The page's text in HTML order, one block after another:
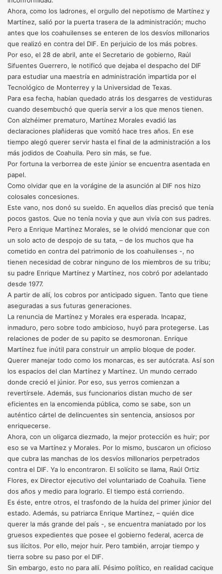
Ahora, como los ladrones, el orgullo del nepotismo de Martínez y
Martínez, salió por la puerta trasera de la administración; mucho
antes que los coahuilenses se enteren de los desvíos millonarios
que realizó en contra del DIF. En perjuicio de los más pobres.
Por eso, el 28 de abril, ante el Secretario de gobierno, Raúl
Sifuentes Guerrero, le notificó que dejaba el despacho del DIF
para estudiar una maestría en administración impartida por el
Tecnológico de Monterrey y la Universidad de Texas.
Para esa fecha, habían quedado atrás los desgarres de vestiduras
cuando desembuchó que quería servir a los que menos tienen.
Con alzhéimer prematuro, Martínez Morales evadió las
declaraciones plañideras que vomitó hace tres años. En ese
tiempo alegó querer servir hasta el final de la administración a los
más jodidos de Coahuila. Pero sin más, se fue.
Por fortuna la verborrea de este júnior se encuentra asentada en
papel.
Como olvidar que en la vorágine de la asunción al DIF nos hizo
colosales concesiones.
Este vano, nos donó su sueldo. En aquellos días precisó que tenía
pocos gastos. Que no tenía novia y que aun vivía con sus padres.
Pero a Enrique Martínez Morales, se le olvidó mencionar que con
un solo acto de despojo de su tata, – de los muchos que ha
cometido en contra del patrimonio de los coahuilenses -, no
tienen necesidad de cobrar ninguno de los miembros de su tribu;
su padre Enrique Martínez y Martínez, nos cobró por adelantado
desde 1977.
A partir de allí, los cobros por anticipado siguen. Tanto que tiene
aseguradas a sus futuras generaciones.
La renuncia de Martínez y Morales era esperada. Incapaz,
inmaduro, pero sobre todo ambicioso, huyó para protegerse. Las
relaciones de poder de su papito se desmoronan. Enrique
Martínez fue inútil para construir un amplio bloque de poder.
Querer manejar todo como los monarcas, es ser autócrata. Así son
los espacios del clan Martínez y Martínez. Un mundo cerrado
donde creció el júnior. Por eso, sus yerros comienzan a
revertírsele. Además, sus funcionarios distan mucho de ser
eficientes en la encomienda pública, como se sabe, son un
auténtico cártel de delincuentes sin sentencia, ansiosos por
enriquecerse.
Ahora, con un oligarca diezmado, la mejor protección es huir; por
eso se va Martínez y Morales. Por lo mismo, buscaron un oficioso
que cubra las manchas de los desvíos millonarios perpetrados
contra el DIF. Ya lo encontraron. El solícito se llama, Raúl Ortiz
Flores, ex Director ejecutivo del voluntariado de Coahuila. Tiene
dos años y medio para lograrlo. El tiempo está corriendo.
Es éste, entre otros, el trasfondo de la huída del primer júnior del
estado. Además, su patriarca Enrique Martínez, – quién dice
querer la más grande del país -, se encuentra maniatado por los
gruesos expedientes que posee el gobierno federal, acerca de
sus ilícitos. Por ello, mejor huir. Pero también, arrojar tiempo y
tierra sobre su paso por el DIF.
Sin embargo, esto no para allí. Pésimo político, en realidad cacique